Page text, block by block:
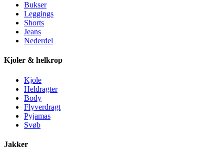
Bukser
Leggings
Shorts
Jeans
Nederdel
Kjoler & helkrop
Kjole
Heldragter
Body
Flyverdragt
Pyjamas
Svøb
Jakker